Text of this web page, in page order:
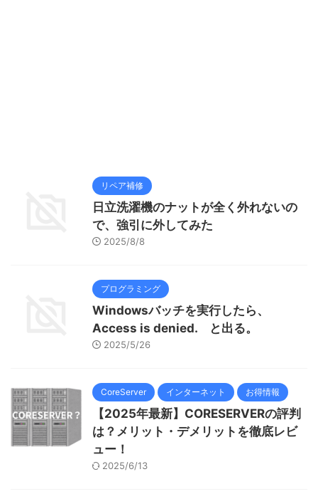
リペア補修
日立洗濯機のナットが全く外れないの
で、強引に外してみた
2025/8/8
プログラミング
Windowsバッチを実行したら、
Access is denied. と出る。
2025/5/26
CoreServer インターネット お得情報
【2025年最新】CORESERVERの評判
は？メリット・デメリットを徹底レビ
ュー！
2025/6/13